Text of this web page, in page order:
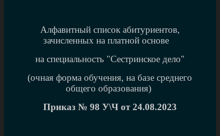
Алфавитный список абитуриентов,
зачисленных на платной основе
на специальность "Сестринское дело"
(очная форма обучения, на базе среднего
общего образования)
Приказ № 98 У\Ч от 24.08.2023